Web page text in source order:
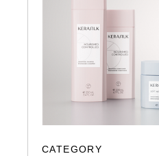
CATEGORY